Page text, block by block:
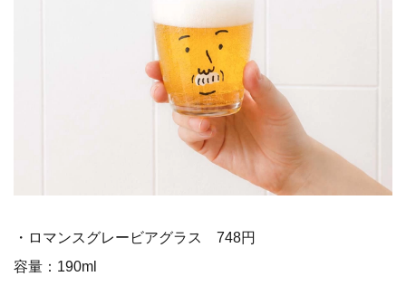
・ロマンスグレービアグラス 748円
容量：190ml